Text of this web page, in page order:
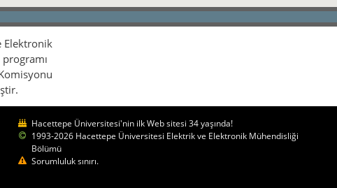
Elektronik
Hacettepe Üniversitesi'nin ilk Web sitesi 34 yaşında!
1993-2026 Hacettepe Üniversitesi Elektrik ve Elektronik Mühendisliği
Bölümü
Sorumluluk sınırı.